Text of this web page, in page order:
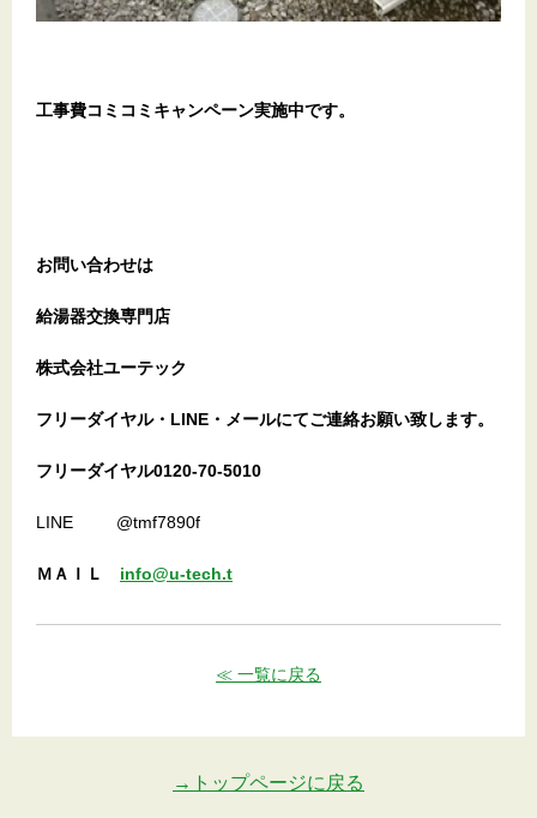
工事費コミコミキャンペーン実施中です。
お問い合わせは
給湯器交換専門店
株式会社ユーテック
フリーダイヤル・LINE・メールにてご連絡お願い致します。
フリーダイヤル0120-70-5010
LINE @tmf7890f
ＭＡＩＬ info@u-tech.t
≪ 一覧に戻る
→トップページに戻る